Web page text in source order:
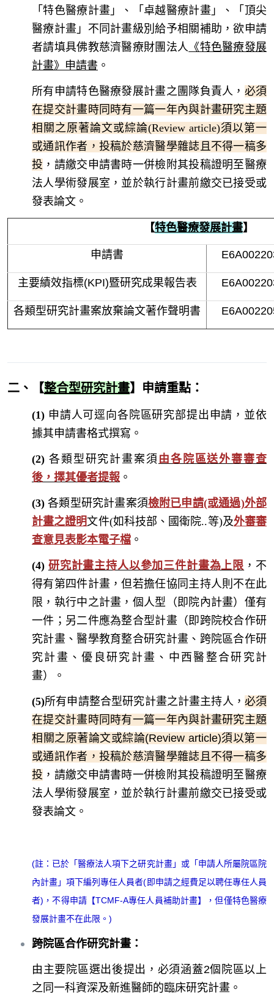
「特色醫療計畫」、「卓越醫療計畫」、「頂尖
醫療計畫」不同計畫級別給予相關補助，欲申請
者請填具佛教慈濟醫療財團法人 《特色醫療發展
計畫》申請書 。
所有申請特色醫療發展計畫之團隊負責人， 必須
在提交計畫時同時有一篇一年內與計畫研究主題
相關之原著論文或綜論(Review article)須以第一
或通訊作者，投稿於慈濟醫學雜誌且不得一稿多
投 ，請繳交申請書時一併檢附其投稿證明至醫療
法人學術發展室，並於執行計畫前繳交已接受或
發表論文。
【特色醫療發展計畫】
申請書
主要績效指標(KPI)暨研究成果報告表
各類型研究計畫案放棄論文著作聲明書 E6
二、【整合型研究計畫】 申請重點 ：
(1) 申請人可逕向各院區研究部提出申請，並依
據其申請書格式撰寫。
(2) 各類型研究計畫案須 由各院區送外審審查
後，擇其優者提報 。
(3)各類型研究計畫案須檢附已申請(或通過)外部
計畫之證明文件(如科技部、國衛院..等)及外審審
查意見表影本電子檔 。
(4) 研究計畫主持人以參加三件計畫為上限 ，不
得有第四件計畫，但若擔任協同主持人則不在此
限， 執行中之計畫， 個人型（即院內計畫）僅有
一件；另二件應為整合型計畫（即跨院校合作研
究計畫、醫學教育整合研究計畫、跨院區合作研
究計畫、優良研究計畫、中西醫整合研究計
畫）。
(5)所有申請整合型研究計畫之計畫主持人， 必須
在提交計畫時同時有一篇一年內與計畫研究主題
相關之原著論文或綜論(Review article)須以第一
或通訊作者，投稿於慈濟醫學雜誌且不得一稿多
投 ，請繳交申請書時一併檢附其投稿證明至醫療
法人學術發展室，並於執行計畫前繳交已接受或
發表論文。
(註： 已於「醫療法人項下之研究計畫」或「申請人所屬院區院
內計畫」項下編列專任人員者(即申請之經費足以聘任專任人員
者)，不得申請【TCMF-A專任人員補助計畫】，但僅特色醫療
發展計畫不在此限。)
跨院區合作研究計畫：
由主要院區選出後提出，必須涵蓋2個院區以上
之同一科資深及新進醫師的臨床研究計畫。